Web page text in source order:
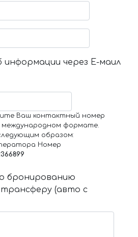
через Е-маил
Ваш контактный номер
формате.
образом:
Номер
бронированию
(авто с